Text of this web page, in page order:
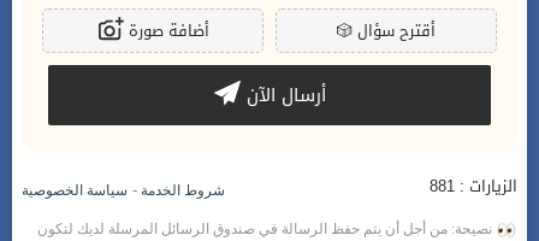
🎲أقترح سؤال أضافة صورة
أرسال الآن
الزيارات : 881 شروط الخدمة - سياسة الخصوصية
نصيحة: من أجل أن يتم حفظ الرسالة في صندوق الرسائل المرسلة لديك لتكون